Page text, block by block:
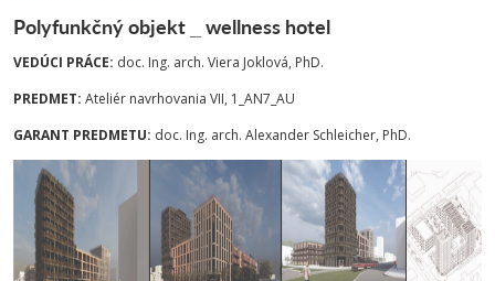
Polyfunkčný objekt _ wellness hotel
VEDÚCI PRÁCE: doc. Ing. arch. Viera Joklová, PhD.
PREDMET: Ateliér navrhovania VII, 1_AN7_AU
GARANT PREDMETU: doc. Ing. arch. Alexander Schleicher, PhD.